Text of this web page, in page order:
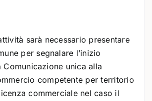
sarà necessario presentare
per segnalare l’inizio
Comunicazione unica alla
competente per territorio
commerciale nel caso il